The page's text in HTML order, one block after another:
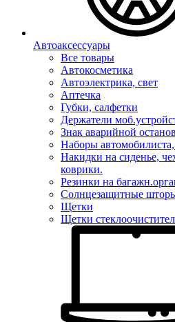
Автоаксессуары
Все товары
Автокосметика
Автоэлектрика, свет
Аптечка
Губки, салфетки
Держатели
Знак аварийной
Наборы
Накидки на сиденье,
коврики.
Резинки на
Солнцезащитные
Щетки
Щетки